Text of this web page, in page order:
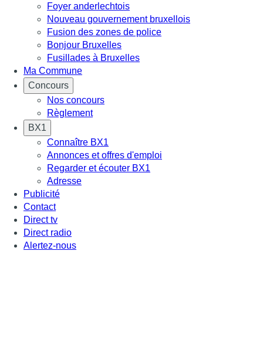
Foyer anderlechtois
Nouveau gouvernement bruxellois
Fusion des zones de police
Bonjour Bruxelles
Fusillades à Bruxelles
Ma Commune
Concours
Nos concours
Règlement
BX1
Connaître BX1
Annonces et offres d'emploi
Regarder et écouter BX1
Adresse
Publicité
Contact
Direct tv
Direct radio
Alertez-nous